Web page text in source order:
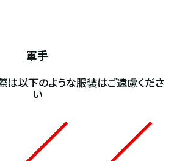
軍手
は以下のような服装はご遠慮くださ
い